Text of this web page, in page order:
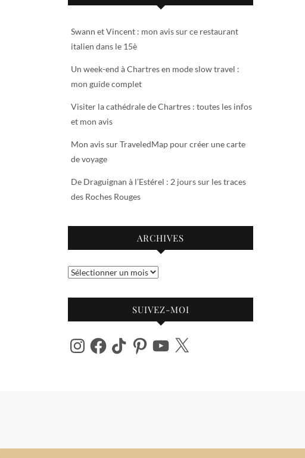
Swann et Vincent : mon avis sur ce restaurant
italien dans le 15è
Un week-end à Chartres en mode slow travel :
mon guide complet
Visiter la cathédrale de Chartres : toutes les infos
et mon avis
Mon avis sur TraveledMap pour créer une carte
de voyage
De Draguignan à l’Estérel : 2 jours sur les traces
des Roches Rouges
ARCHIVES
Archives
SUIVEZ-MOI
InstagramFacebook
TikTok PinterestYouTube
X